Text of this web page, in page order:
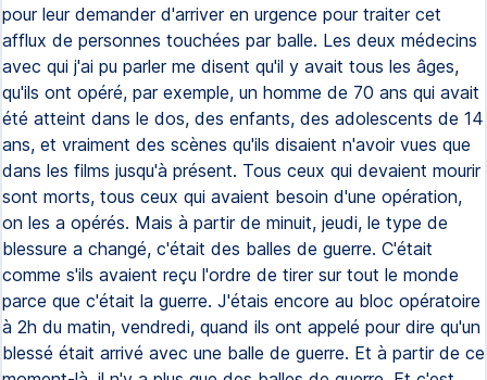
pour leur demander d'arriver en urgence pour traiter cet
afflux de personnes touchées par balle. Les deux médecins
avec qui j'ai pu parler me disent qu'il y avait tous les âges,
qu'ils ont opéré, par exemple, un homme de 70 ans qui avait
été atteint dans le dos, des enfants, des adolescents de 14
ans, et vraiment des scènes qu'ils disaient n'avoir vues que
dans les films jusqu'à présent. Tous ceux qui devaient mourir
sont morts, tous ceux qui avaient besoin d'une opération,
on les a opérés. Mais à partir de minuit, jeudi, le type de
blessure a changé, c'était des balles de guerre. C'était
comme s'ils avaient reçu l'ordre de tirer sur tout le monde
parce que c'était la guerre. J'étais encore au bloc opératoire
à 2h du matin, vendredi, quand ils ont appelé pour dire qu'un
blessé était arrivé avec une balle de guerre. Et à partir de ce